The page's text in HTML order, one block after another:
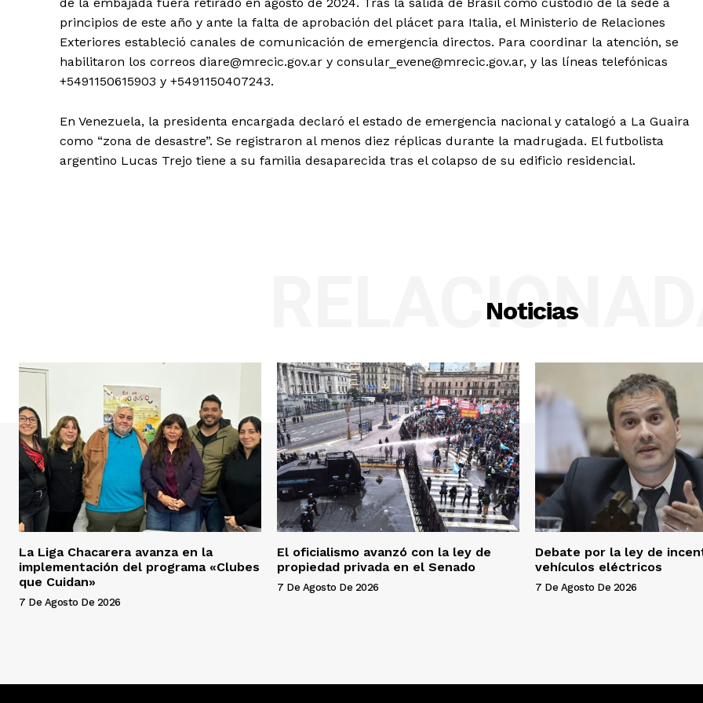
principios de este año y ante la falta de aprobación del plácet para Italia, el Ministerio de Relaciones
Exteriores estableció canales de comunicación de emergencia directos. Para coordinar la atención, se
habilitaron los correos diare@mrecic.gov.ar y consular_evene@mrecic.gov.ar, y las líneas telefónicas
+5491150615903 y +5491150407243.
En Venezuela, la presidenta encargada declaró el estado de emergencia nacional y catalogó a La Guaira
como “zona de desastre”. Se registraron al menos diez réplicas durante la madrugada. El futbolista
argentino Lucas Trejo tiene a su familia desaparecida tras el colapso de su edificio residencial.
Noticias
La Liga Chacarera avanza en la
implementación del programa «Clubes
que Cuidan»
7 De Agosto De 2026
El oficialismo avanzó con la ley de
propiedad privada en el Senado
7 De Agosto De 2026
Debate por la ley de
vehículos eléctricos
7 De Agosto De 2026